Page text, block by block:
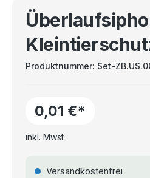
Produktnummer: Set-
0,01 €*
inkl. Mwst
Versandkostenfrei